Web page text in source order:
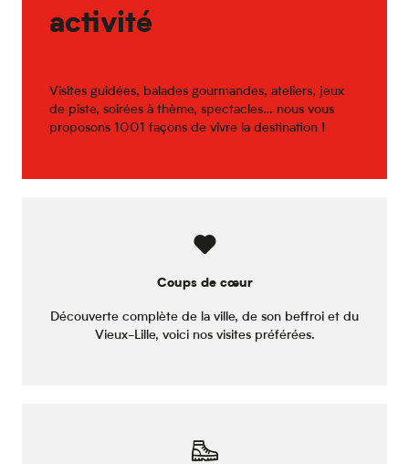
activité
Visites guidées, balades gourmandes, ateliers, jeux
de piste, soirées à thème, spectacles… nous vous
proposons 1001 façons de vivre la destination !
Coups de cœur
Découverte complète de la ville, de son beffroi et du
Vieux-Lille, voici nos visites préférées.